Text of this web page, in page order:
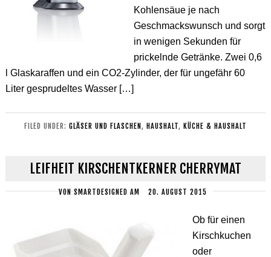
Kohlensäue je nach
Geschmackswunsch und sorgt
in wenigen Sekunden für
prickelnde Getränke. Zwei 0,6
l Glaskaraffen und ein CO2-Zylinder, der für ungefähr 60
Liter gesprudeltes Wasser […]
FILED UNDER: GLÄSER UND FLASCHEN , HAUSHALT, KÜCHE & HAUSHALT
LEIFHEIT KIRSCHENTKERNER CHERRYMAT
VON SMARTDESIGNED AM 20. AUGUST 2015
Ob für einen
Kirschkuchen
oder